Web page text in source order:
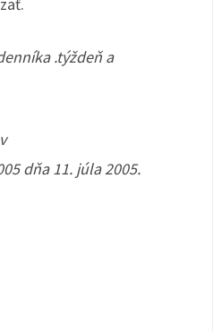
.týždeň a
dňa 11. júla 2005.